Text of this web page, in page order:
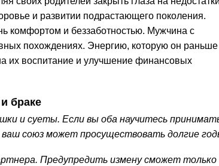
и развитии подрастающего поколения.
комфортом и беззаботностью. Мужчина с
похождениях. Энергию, которую он раньше
их воспитание и улучшение финансовых
браке
и суеты. Если вы оба научитесь
союз может просуществовать долгие
Предупредить измену сможет только